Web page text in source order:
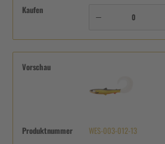
Kaufen
Vorschau
Produktnummer WES-003-012-13